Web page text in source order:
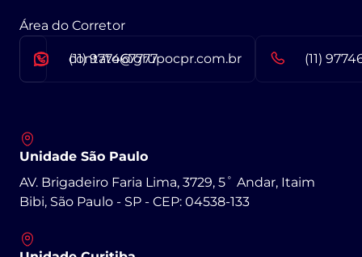
contato@grupocpr.com.br
(11) 977467777 (11)
Área do Corretor
Unidade São Paulo
AV. Brigadeiro Faria Lima, 3729, 5˚ Andar, Itaim
Bibi, São Paulo - SP - CEP: 04538-133